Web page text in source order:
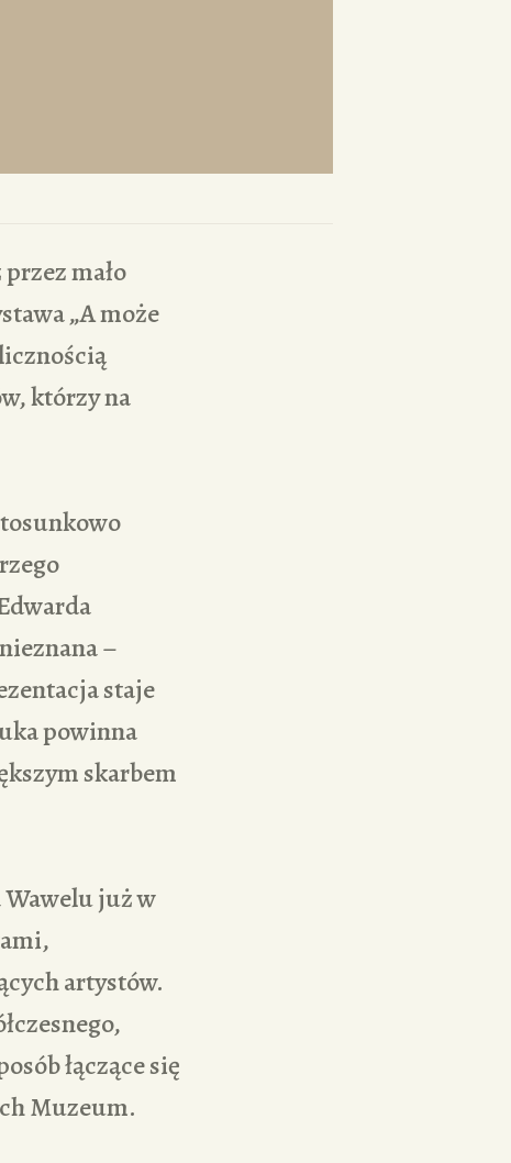
mało
„A może
którzy na
–
staje
powinna
skarbem
Wawelu już w
artystów.
łączące się
Muzeum.